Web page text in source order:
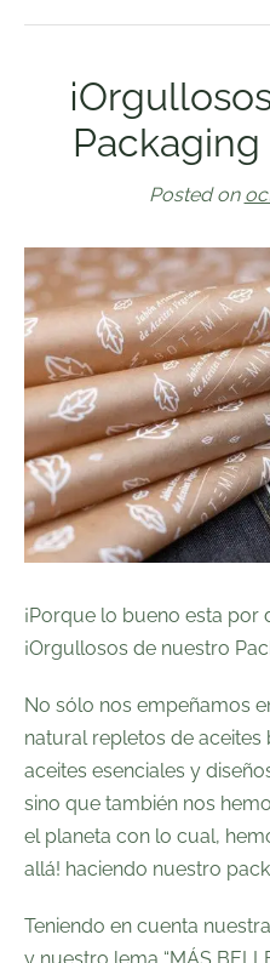
Posted on
¡Porque lo bueno esta por
¡Orgullosos de nuestro
No sólo nos empeñamos
natural repletos de
aceites esenciales y
sino que también nos
el planeta con lo cual,
allá! haciendo nuestro
Teniendo en cuenta